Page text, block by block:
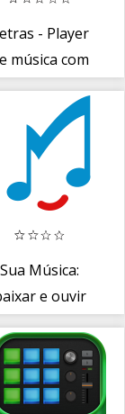
- Player
música com
traduções
Sua Música:
e ouvir
GRÁTIS